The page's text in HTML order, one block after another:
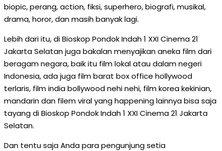
biopic, perang, action, fiksi, superhero, biografi, musikal,
drama, horor, dan masih banyak lagi.
Lebih dari itu, di Bioskop Pondok Indah 1 XXI Cinema 21
Jakarta Selatan juga bakalan menyajikan aneka film dari
beragam negara, baik itu film lokal atau dalam negeri
Indonesia, ada juga film barat box office hollywood
terlaris, film india bollywood nehi nehi, film korea kekinian,
mandarin dan filem viral yang happening lainnya bisa saja
tayang di Bioskop Pondok Indah 1 XXI Cinema 21 Jakarta
Selatan.
Dan tentu saja Anda para pengunjung setia